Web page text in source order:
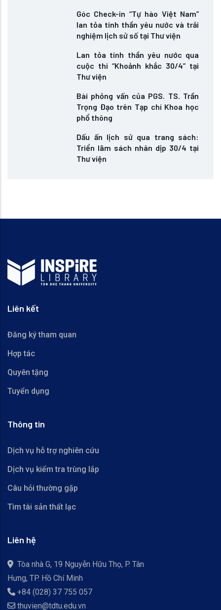
Góc Check-in “Tự hào Việt Nam”
lan tỏa tinh thần yêu nước và trải
nghiệm lịch sử số tại Thư viện
Lan tỏa tinh thần yêu nước qua
cuộc thi “Khoảnh khắc 30/4” tại
Thư viện
Bài phỏng vấn của PGS. TS. Trần
Trọng Đạo trên Tạp chí Khoa học
phổ thông
Dấu ấn lịch sử qua trang sách:
Triển lãm sách nhân dịp 30/4 tại
Thư viện
Liên kết
Đăng ký tham quan
Hợp tác
Quyên tặng
Tuyển dụng
Thông tin
Dịch vụ hỗ trợ nghiên cứu
Dịch vụ kiểm tra trùng lắp
Câu hỏi thường gặp
Tìm tài sản thất lạc
Liên hệ
Tòa nhà G, 19 Nguyễn Hữu Thọ, P. Tân
Hưng, TP. Hồ Chí Minh
+84 (028) 37 755 057
thuvien@tdtu.edu.vn